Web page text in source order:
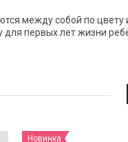
между собой по
первых лет жизни
Новинка